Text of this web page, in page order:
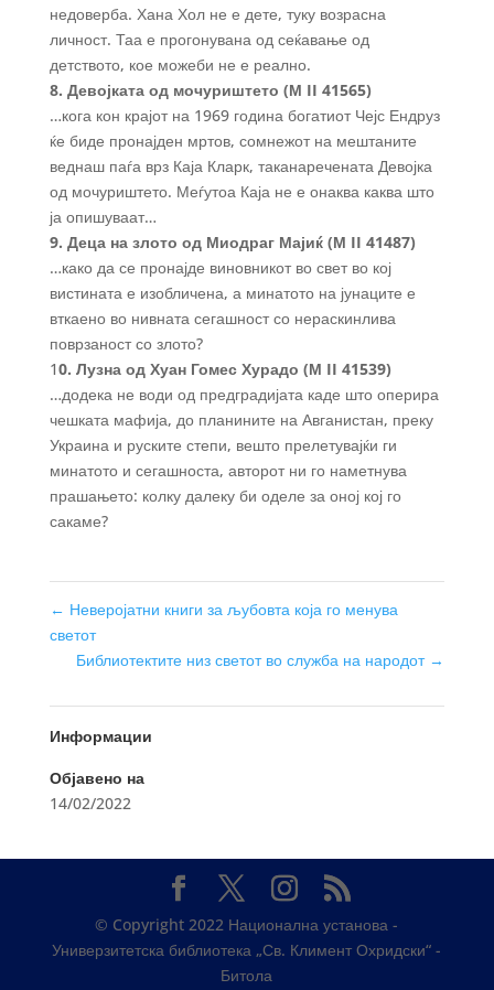
недоверба. Хана Хол не е дете, туку возрасна
личност. Таа е прогонувана од сеќавање од
детството, кое можеби не е реално.
8. Девојката од мочуриштето (М II 41565)
…кога кон крајот на 1969 година богатиот Чејс Ендруз
ќе биде пронајден мртов, сомнежот на мештаните
веднаш паѓа врз Каја Кларк, таканаречената Девојка
од мочуриштето. Меѓутоа Каја не е онаква каква што
ја опишуваат…
9. Деца на злото од Миодраг Мајиќ (М II 41487)
…како да се пронајде виновникот во свет во кој
вистината е изобличена, а минатото на јунаците е
вткаено во нивната сегашност со нераскинлива
поврзаност со злото?
10. Лузна од Хуан Гомес Хурадо (М II 41539)
…додека не води од предградијата каде што оперира
чешката мафија, до планините на Авганистан, преку
Украина и руските степи, вешто прелетувајќи ги
минатото и сегашноста, авторот ни го наметнува
прашањето: колку далеку би оделе за оној кој го
сакаме?
← Неверојатни книги за љубовта која го менува
светот
Библиотектите низ светот во служба на народот →
Информации
Објавено на
14/02/2022
© Copyright 2022 Национална установа -
Универзитетска библиотека „Св. Климент Охридски“ -
Битола